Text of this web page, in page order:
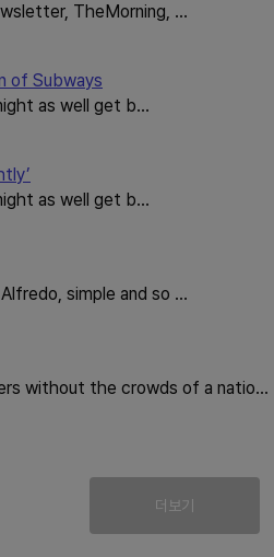
TheMorning, …
of Subways
as well get b…
as well get b…
simple and so …
without the crowds of a natio…
더보기